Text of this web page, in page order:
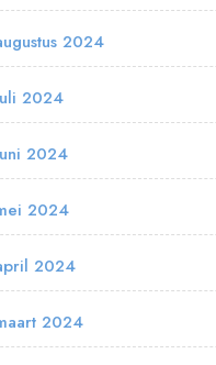
2024
2024
2024
2024
2024
2024